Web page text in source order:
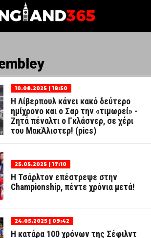
10.08.2025 | 18:50
Η Λίβερπουλ κάνει κακό δεύτερο
ημίχρονο και ο Σαρ την «τιμωρεί» -
Ζητά πέναλτι ο Γκλάσνερ, σε χέρι
του ΜακΆλιστερ! (pics)
25.05.2025 | 17:10
Η Τσάρλτον επέστρεψε στην
Championship, πέντε χρόνια μετά!
24.05.2025 | 09:42
Η κατάρα 100 χρόνων της Σέφιλντ